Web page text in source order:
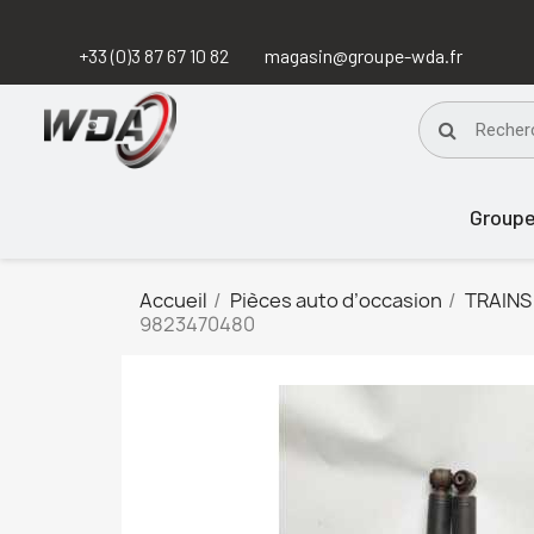
+33 (0)3 87 67 10 82 magasin@groupe-wda.fr
Accueil Pièces auto d’occasion
9823470480